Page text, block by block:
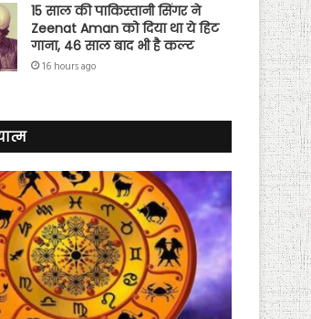
15 साल की पाकिस्तानी सिंगर ने
Zeenat Aman को दिया था ये हिट
गाना, 46 साल बाद भी है कल्ट
16 hours ago